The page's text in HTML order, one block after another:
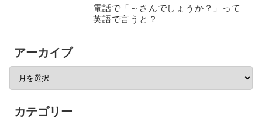
電話で「～さんでしょうか？」って
英語で言うと？
アーカイブ
カテゴリー